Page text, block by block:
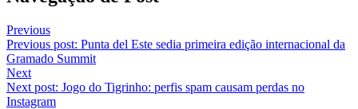
Previous
Previous post: Punta del Este sedia primeira edição internacional da
Gramado Summit
Next
Next post: Jogo do Tigrinho: perfis spam causam perdas no
Instagram